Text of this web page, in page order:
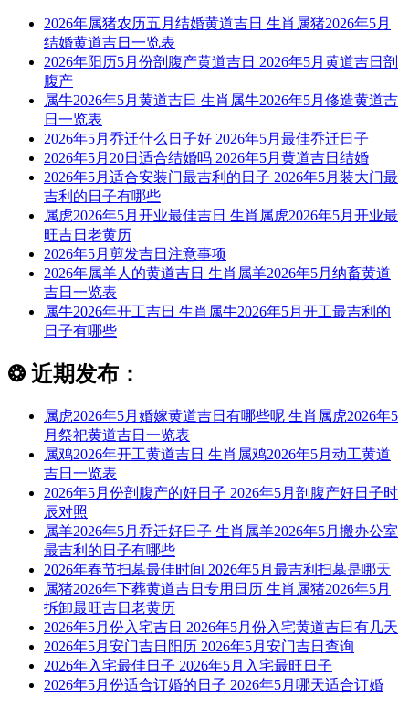
2026年属猪农历五月结婚黄道吉日 生肖属猪2026年5月
结婚黄道吉日一览表
2026年阳历5月份剖腹产黄道吉日 2026年5月黄道吉日剖
腹产
属牛2026年5月黄道吉日 生肖属牛2026年5月修造黄道吉
日一览表
2026年5月乔迁什么日子好 2026年5月最佳乔迁日子
2026年5月20日适合结婚吗 2026年5月黄道吉日结婚
2026年5月适合安装门最吉利的日子 2026年5月装大门最
吉利的日子有哪些
属虎2026年5月开业最佳吉日 生肖属虎2026年5月开业最
旺吉日老黄历
2026年5月剪发吉日注意事项
2026年属羊人的黄道吉日 生肖属羊2026年5月纳畜黄道
吉日一览表
属牛2026年开工吉日 生肖属牛2026年5月开工最吉利的
日子有哪些
❂ 近期发布：
属虎2026年5月婚嫁黄道吉日有哪些呢 生肖属虎2026年5
月祭祀黄道吉日一览表
属鸡2026年开工黄道吉日 生肖属鸡2026年5月动工黄道
吉日一览表
2026年5月份剖腹产的好日子 2026年5月剖腹产好日子时
辰对照
属羊2026年5月乔迁好日子 生肖属羊2026年5月搬办公室
最吉利的日子有哪些
2026年春节扫墓最佳时间 2026年5月最吉利扫墓是哪天
属猪2026年下葬黄道吉日专用日历 生肖属猪2026年5月
拆卸最旺吉日老黄历
2026年5月份入宅吉日 2026年5月份入宅黄道吉日有几天
2026年5月安门吉日阳历 2026年5月安门吉日查询
2026年入宅最佳日子 2026年5月入宅最旺日子
2026年5月份适合订婚的日子 2026年5月哪天适合订婚